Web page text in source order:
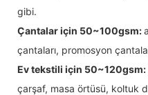
gibi.
Çantalar için 50~100gsm:
çantaları, promosyon
Ev tekstili için 50~120gsm:
çarşaf, masa örtüsü, koltuk